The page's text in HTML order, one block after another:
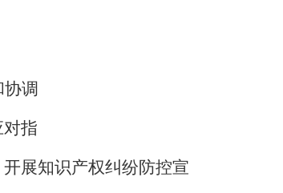
调
指
展知识产权纠纷防控宣